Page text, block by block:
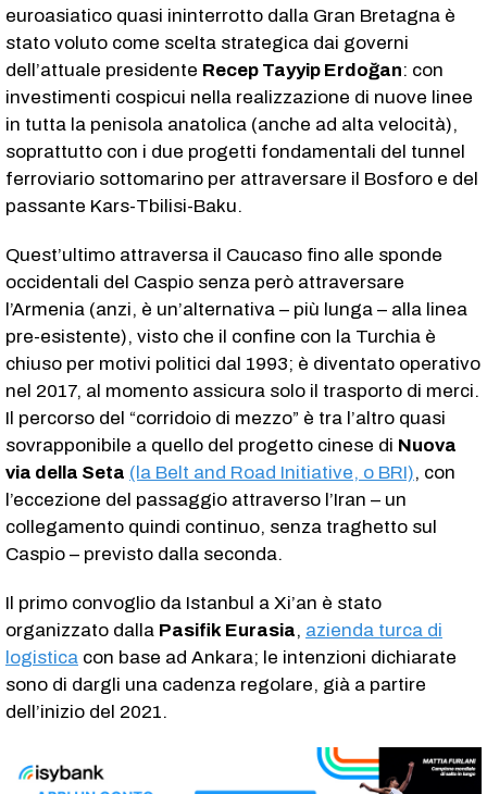
euroasiatico quasi ininterrotto dalla Gran Bretagna è
stato voluto come scelta strategica dai governi
dell’attuale presidente Recep Tayyip Erdoğan: con
investimenti cospicui nella realizzazione di nuove linee
in tutta la penisola anatolica (anche ad alta velocità),
soprattutto con i due progetti fondamentali del tunnel
ferroviario sottomarino per attraversare il Bosforo e del
passante Kars-Tbilisi-Baku.
Quest’ultimo attraversa il Caucaso fino alle sponde
occidentali del Caspio senza però attraversare
l’Armenia (anzi, è un’alternativa – più lunga – alla linea
pre-esistente), visto che il confine con la Turchia è
chiuso per motivi politici dal 1993; è diventato operativo
nel 2017, al momento assicura solo il trasporto di merci.
Il percorso del “corridoio di mezzo” è tra l’altro quasi
sovrapponibile a quello del progetto cinese di Nuova
via della Seta (la Belt and Road Initiative, o BRI), con
l’eccezione del passaggio attraverso l’Iran – un
collegamento quindi continuo, senza traghetto sul
Caspio – previsto dalla seconda.
Il primo convoglio da Istanbul a Xi’an è stato
organizzato dalla Pasifik Eurasia, azienda turca di
logistica con base ad Ankara; le intenzioni dichiarate
sono di dargli una cadenza regolare, già a partire
dell’inizio del 2021.